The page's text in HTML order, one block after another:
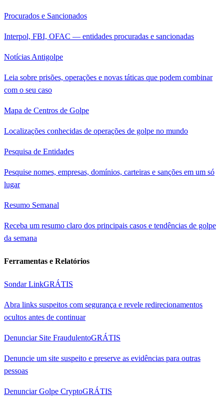
Procurados e Sancionados
Interpol, FBI, OFAC — entidades procuradas e sancionadas
Notícias Antigolpe
Leia sobre prisões, operações e novas táticas que podem combinar
com o seu caso
Mapa de Centros de Golpe
Localizações conhecidas de operações de golpe no mundo
Pesquisa de Entidades
Pesquise nomes, empresas, domínios, carteiras e sanções em um só
lugar
Resumo Semanal
Receba um resumo claro dos principais casos e tendências de golpe
da semana
Ferramentas e Relatórios
Sondar LinkGRÁTIS
Abra links suspeitos com segurança e revele redirecionamentos
ocultos antes de continuar
Denunciar Site FraudulentoGRÁTIS
Denuncie um site suspeito e preserve as evidências para outras
pessoas
Denunciar Golpe CryptoGRÁTIS